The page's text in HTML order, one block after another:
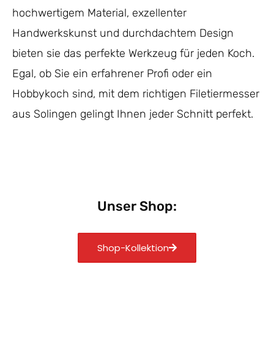
hochwertigem Material, exzellenter
Handwerkskunst und durchdachtem Design
bieten sie das perfekte Werkzeug für jeden Koch.
Egal, ob Sie ein erfahrener Profi oder ein
Hobbykoch sind, mit dem richtigen Filetiermesser
aus Solingen gelingt Ihnen jeder Schnitt perfekt.
Unser Shop:
Shop-Kollektion